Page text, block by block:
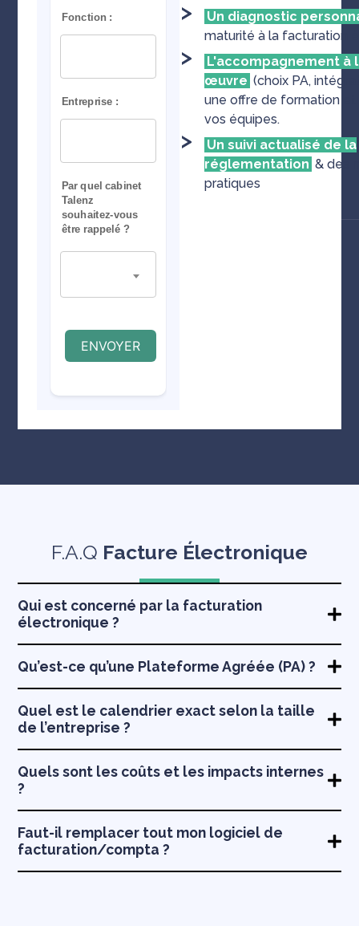
Un diagnostic
maturité à la facturation
L'accompagnement à
œuvre (choix PA,
une offre de formation et
vos équipes.
Un suivi actualisé de la
réglementation & des
pratiques
F.A.Q Facture Électronique
Qui est concerné par la facturation
électronique ?
Qu’est-ce qu’une Plateforme Agréée (PA) ?
Quel est le calendrier exact selon la taille
de l’entreprise ?
Quels sont les coûts et les impacts internes
?
Faut-il remplacer tout mon logiciel de
facturation/compta ?